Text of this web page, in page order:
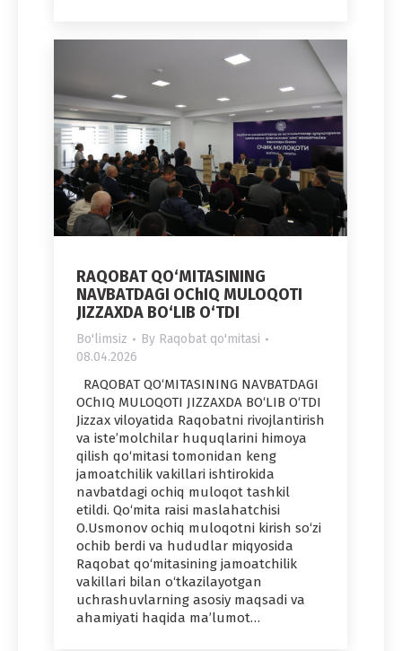
RAQOBAT QO‘MITASINING
NAVBATDAGI OChIQ MULOQOTI
JIZZAXDA BO‘LIB O‘TDI
Bo'limsiz By Raqobat qo'mitasi
08.04.2026
RAQOBAT QO‘MITASINING NAVBATDAGI
OChIQ MULOQOTI JIZZAXDA BO‘LIB O‘TDI
Jizzax viloyatida Raqobatni rivojlantirish
va iste’molchilar huquqlarini himoya
qilish qo‘mitasi tomonidan keng
jamoatchilik vakillari ishtirokida
navbatdagi ochiq muloqot tashkil
etildi. Qo‘mita raisi maslahatchisi
O.Usmonov ochiq muloqotni kirish so‘zi
ochib berdi va hududlar miqyosida
Raqobat qo‘mitasining jamoatchilik
vakillari bilan o‘tkazilayotgan
uchrashuvlarning asosiy maqsadi va
ahamiyati haqida ma’lumot…